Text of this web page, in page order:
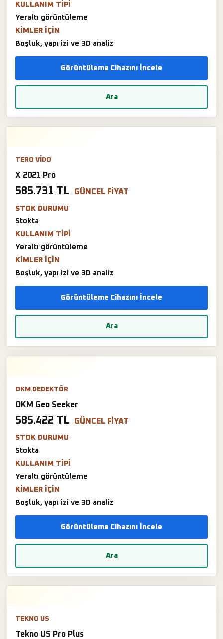
KULLANIM TIPI
Yeraltı görüntüleme
KIMLER IÇIN
Boşluk, yapı izi ve 3D analiz
Görüntüleme Cihazını İncele
Ara
TERO VIDO
X 2021 Pro
585.731 TL GÜNCEL FIYAT
STOK DURUMU
Stokta
KULLANIM TIPI
Yeraltı görüntüleme
KIMLER IÇIN
Boşluk, yapı izi ve 3D analiz
Görüntüleme Cihazını İncele
Ara
OKM DEDEKTÖR
OKM Geo Seeker
585.422 TL GÜNCEL FIYAT
STOK DURUMU
Stokta
KULLANIM TIPI
Yeraltı görüntüleme
KIMLER IÇIN
Boşluk, yapı izi ve 3D analiz
Görüntüleme Cihazını İncele
Ara
TEKNO US
Tekno US Pro Plus